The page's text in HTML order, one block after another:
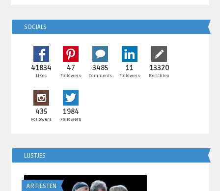
SOCIALS
41834
Likes
47
Followers
3485
Comments
11
Followers
13320
Berichten
435
Followers
1984
Followers
LIJSTJES
ARTIESTEN